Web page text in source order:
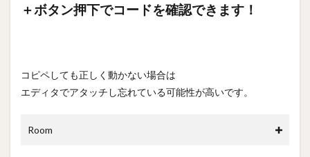
＋ボタン押下でコードを確認できます！
コピペしても正しく動かない場合は
エディタでアタッチし忘れている可能性が高いです。
Room